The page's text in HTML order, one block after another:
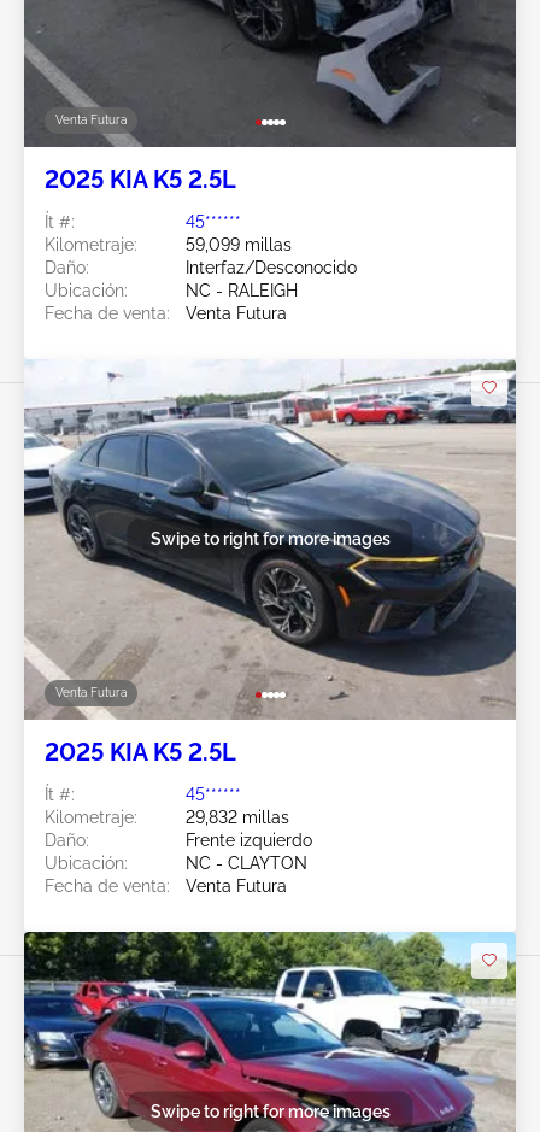
Venta Futura
2025 KIA K5 2.5L
Ít #:
45******
Kilometraje:
59,099 millas
Daño:
Interfaz/Desconocido
Ubicación:
NC - RALEIGH
Fecha de venta:
Venta Futura
Venta Futura
Swipe to right for more images
2025 KIA K5 2.5L
Ít #:
45******
Kilometraje:
29,832 millas
Daño:
Frente izquierdo
Ubicación:
NC - CLAYTON
Fecha de venta:
Venta Futura
Swipe to right for more images